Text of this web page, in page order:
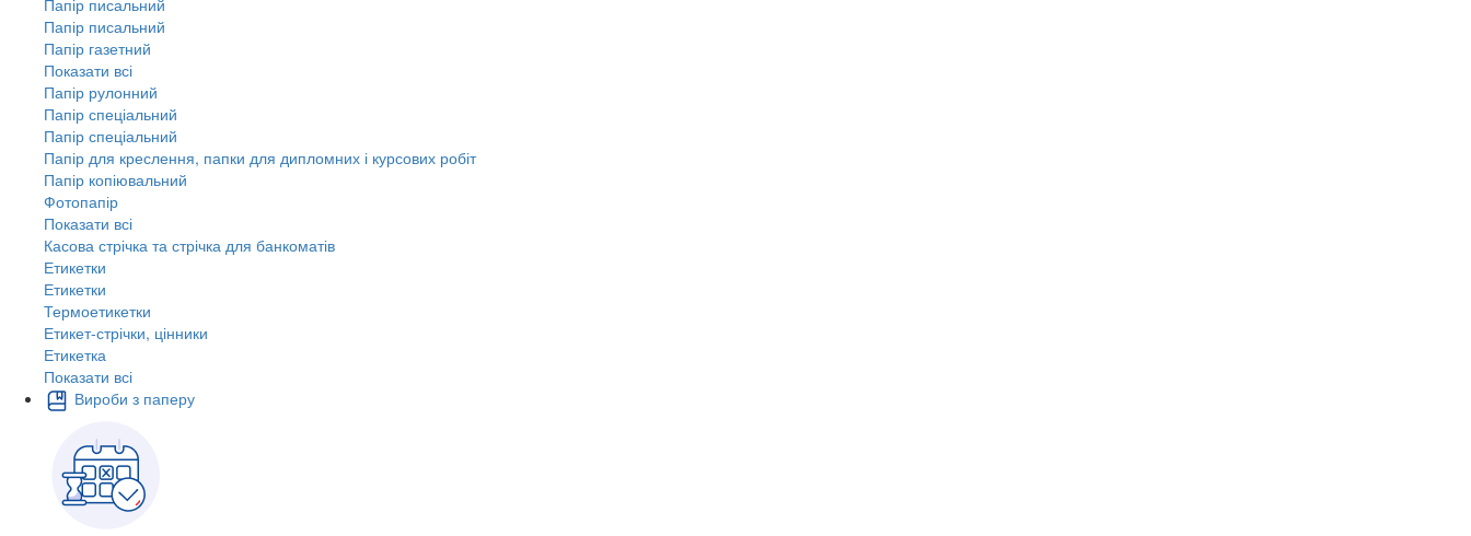
Папір писальний
Папір газетний
Показати всі
Папір рулонний
Папір спеціальний
Папір спеціальний
Папір для креслення, папки для дипломних і курсових робіт
Папір копіювальний
Фотопапір
Показати всі
Касова стрічка та стрічка для банкоматів
Етикетки
Етикетки
Термоетикетки
Етикет-стрічки, цінники
Етикетка
Показати всі
Вироби з паперу